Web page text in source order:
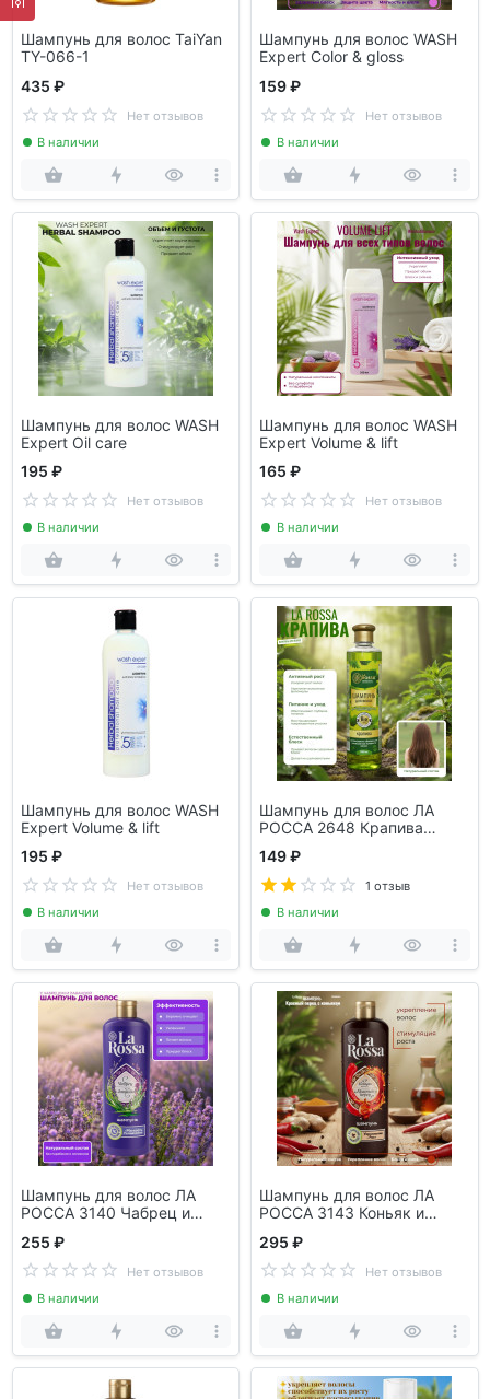
Шампунь для волос TaiYan
TY-066-1
435 ₽
Нет отзывов
В наличии
Шампунь для волос WASH
Expert Color & gloss
159 ₽
Нет отзывов
В наличии
Шампунь для волос WASH
Expert Oil care
195 ₽
Нет отзывов
В наличии
Шампунь для волос WASH
Expert Volume & lift
165 ₽
Нет отзывов
В наличии
Шампунь для волос WASH
Expert Volume & lift
195 ₽
Нет отзывов
В наличии
Шампунь для волос ЛА
РОССА 2648 Крапива
149 ₽
1 отзыв
В наличии
Шампунь для волос ЛА
РОССА 3140 Чабрец и
255 ₽
Нет отзывов
В наличии
Шампунь для волос ЛА
РОССА 3143 Коньяк и
295 ₽
Нет отзывов
В наличии